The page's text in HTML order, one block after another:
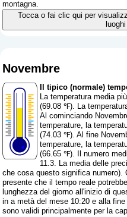
montagna.
Tocca o fai clic qui per
Novembre
Il tipico (normale)
La temperatura media
(69.08 ℉). La
Al cominciando
temperature, la
(74.03 ℉). Al fine
temperature, la
(66.65 ℉). Il numero
11.3. La media delle
che cosa questo significa numero).
presente che il tempo reale
lunghezza del giorno all'inizio di
in a metà del mese 10:20 e alla
sono validi principalmente per la